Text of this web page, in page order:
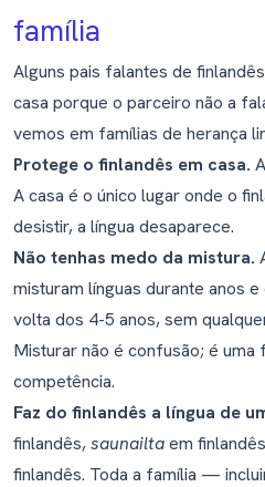
família
Alguns pais falantes de
casa porque o parceiro não a
vemos em famílias de herança
Protege o finlandês em casa.
A casa é o único lugar onde o
desistir, a língua desaparece.
Não tenhas medo da mistura.
misturam línguas durante anos
volta dos 4-5 anos, sem
Misturar não é confusão; é uma
competência.
Faz do finlandês a língua de
finlandês,saunailtaem
finlandês. Toda a família —